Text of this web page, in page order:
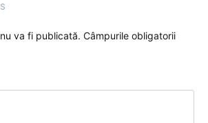
va fi publicată. Câmpurile obligatorii